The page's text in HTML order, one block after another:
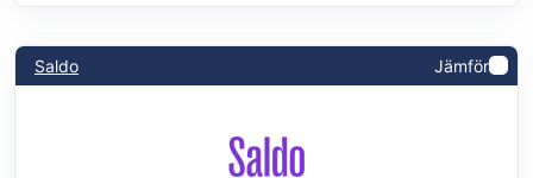
Saldo Jämför